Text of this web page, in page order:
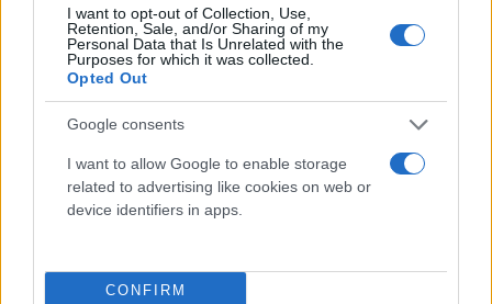
I want to opt-out of Collection, Use,
Retention, Sale, and/or Sharing of my
Personal Data that Is Unrelated with the
Purposes for which it was collected.
Opted Out
Google consents
I want to allow Google to enable storage
related to advertising like cookies on web or
device identifiers in apps.
CONFIRM
τελευταίους μήνες ανακατέλαβαν πάνω από τα δυο
τρίτα των εδαφών που είχαν περιέλθει σε
ουκρανικά χέρια.
Kursk 🔥 pic.twitter.com/4kGpKoh1Lf
— MAKS 24 🇺🇦👀 (@Maks_NAFO_FELLA)April 15, 2025
Κυριακής (13/4) στην πόλη Σούμι, στη